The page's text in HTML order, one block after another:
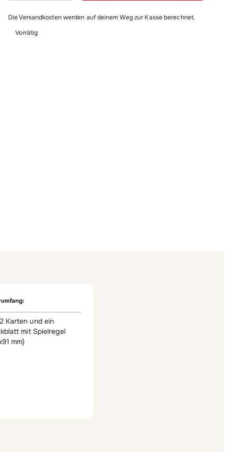
Menge
Die Versandkosten werden auf deinem Weg zur Kasse berechnet.
Vorrätig
Karten und ein
mit Spielregel
mm)